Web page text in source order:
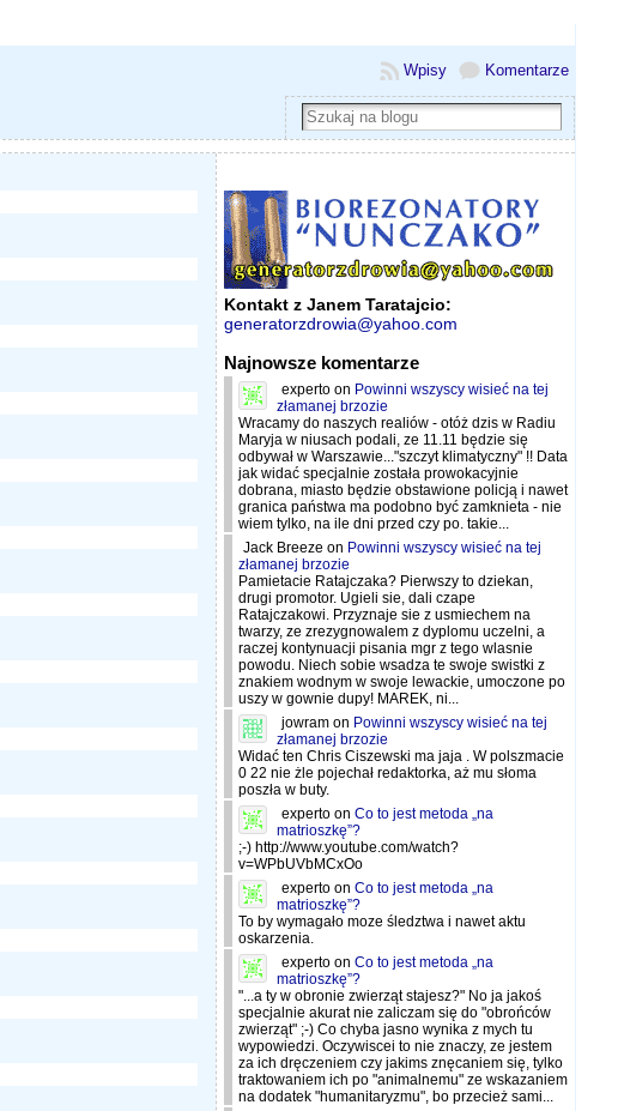
Komentarze
Wpisy
Kontakt z Janem Taratajcio:
generatorzdrowia@yahoo.com
Najnowsze komentarze
experto on Powinni wszyscy wisieć na tej
złamanej brzozie
Wracamy do naszych realiów - otóż dzis w Radiu
Maryja w niusach podali, ze 11.11 będzie się
odbywał w Warszawie..."szczyt klimatyczny" !! Data
jak widać specjalnie została prowokacyjnie
dobrana, miasto będzie obstawione policją i nawet
granica państwa ma podobno być zamknieta - nie
wiem tylko, na ile dni przed czy po. takie...
Jack Breeze on Powinni wszyscy wisieć na tej
złamanej brzozie
Pamietacie Ratajczaka? Pierwszy to dziekan,
drugi promotor. Ugieli sie, dali czape
Ratajczakowi. Przyznaje sie z usmiechem na
twarzy, ze zrezygnowalem z dyplomu uczelni, a
raczej kontynuacji pisania mgr z tego wlasnie
powodu. Niech sobie wsadza te swoje swistki z
znakiem wodnym w swoje lewackie, umoczone po
uszy w gownie dupy! MAREK, ni...
jowram on Powinni wszyscy wisieć na tej
złamanej brzozie
Widać ten Chris Ciszewski ma jaja . W polszmacie
0 22 nie żle pojechał redaktorka, aż mu słoma
poszła w buty.
experto onCo to jest metoda „na
matrioszkę”?
;-) http://www.youtube.com/watch?
v=WPbUVbMCxOo
experto onCo to jest metoda „na
matrioszkę”?
To by wymagało moze śledztwa i nawet aktu
oskarzenia.
experto onCo to jest metoda „na
matrioszkę”?
"...a ty w obronie zwierząt stajesz?" No ja jakoś
specjalnie akurat nie zaliczam się do "obrońców
zwierząt" ;-) Co chyba jasno wynika z mych tu
wypowiedzi. Oczywiscei to nie znaczy, ze jestem
za ich dręczeniem czy jakims znęcaniem się, tylko
traktowaniem ich po "animalnemu" ze wskazaniem
na dodatek "humanitaryzmu", bo przecież sami...